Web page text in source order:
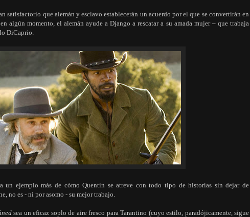
satisfactorio que alemán y esclavo establecerán un acuerdo por el que se convertirán en
algún momento, el alemán ayude a Django a rescatar a su amada mujer – que trabaja
DiCaprio.
un ejemplo más de cómo Quentin se atreve con todo tipo de historias sin dejar de
no es - ni por asomo - su mejor trabajo.
sea un eficaz soplo de aire fresco para Tarantino (cuyo estilo, paradójicamente, sigue